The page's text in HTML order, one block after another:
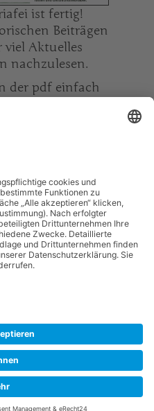
ist fertig!
Beiträgen
viel Aktuelles
nachzulesen.
der pdf einfach
viel Vergnügen
e.V., 1. Vorstand Johannes
Ainring - OT Feldkirchen,